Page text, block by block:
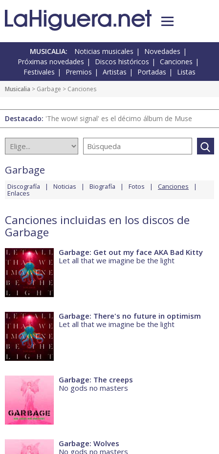
MUSICALIA: Noticias musicales
Novedades
Próximas novedades
Discos históricos
Canciones
Festivales
Premios Artistas Portadas Listas
Musicalia > Garbage > Canciones
Destacado: 'The wow! signal' es el décimo álbum de Muse
Garbage
Discografía Noticias Biografía Fotos Canciones
Enlaces
Canciones incluidas en los discos de
Garbage
Garbage: Get out my face AKA Bad Kitty
Let all that we imagine be the light
Garbage: There's no future in optimism
Let all that we imagine be the light
Garbage: The creeps
No gods no masters
Garbage: Wolves
No gods no masters